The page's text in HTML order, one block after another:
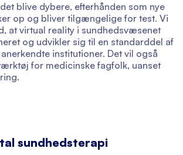
blive dybere, efterhånden som nye
op og bliver tilgængelige for test. Vi
at virtual reality i sundhedsvæsenet
og udvikler sig til en standarddel af
institutioner. Det vil også
for medicinske fagfolk, uanset
sundhedsterapi